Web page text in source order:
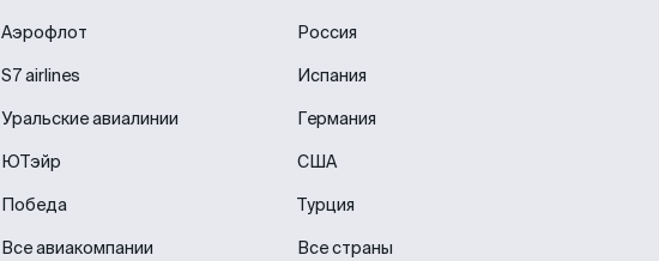
Аэрофлот
S7 airlines
Уральские авиалинии
ЮТэйр
Победа
Все авиакомпании
Россия
Испания
Германия
США
Турция
Все страны